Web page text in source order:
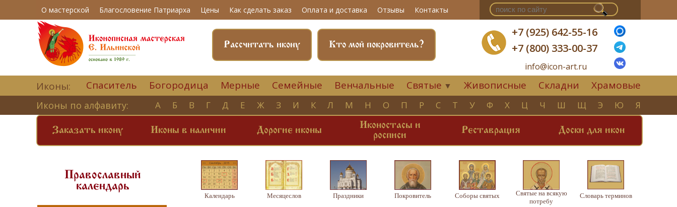
О мастерской Благословение Патриарха Цены Как сделать заказ Оплата и доставка Отзывы Контакты
+7 (925) 642-55-16
+7 (800) 333-00-37
info@icon-art.ru
Кто мой покровитель?
Рассчитать икону
Иконы: Спаситель Богородица Мерные Семейные Венчальные Святые ▼ Живописные Складни Храмовые
Иконы по алфавиту: А Б В Г Д Е Ж З И К Л М Н О П Р С Т У Ф Х Ц Ч Ш Щ Э Ю Я
Заказать икону Иконы в наличии Дорогие иконы
Иконостасы и
росписи
Реставрация Доски для икон
Православный
календарь
Календарь Месяцеслов Праздники Покровитель Соборы святых
Святые на всякую
потребу
Словарь терминов